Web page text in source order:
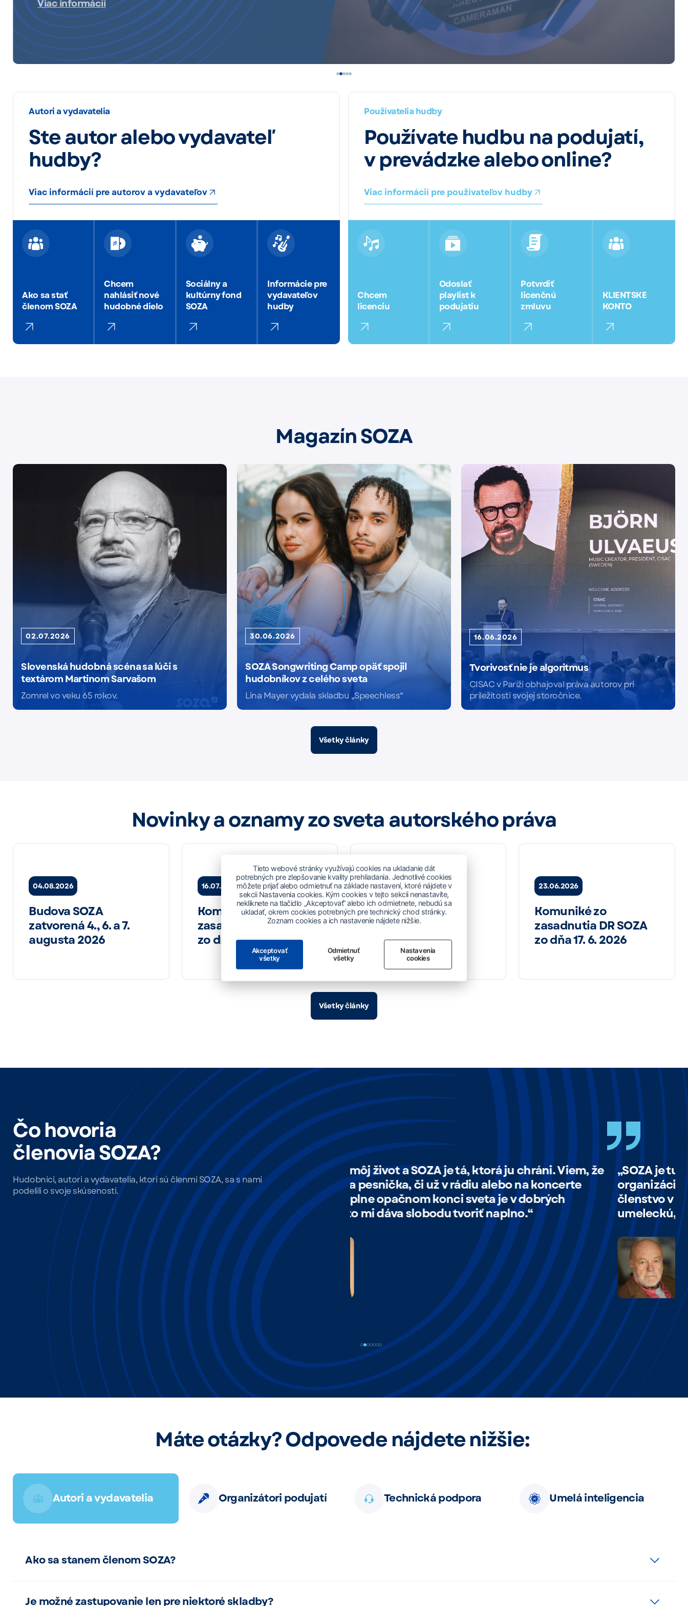
Viac informácií
Viac informácií
Viac informácií
Slovenský ochranný zväz autorský pre práva
k hudobným dielam
Autori a vydavatelia
Ste autor alebo vydavateľ
hudby?
Viac informácií pre autorov a vydavateľov
Ako sa stať
členom SOZA
Chcem
nahlásiť nové
hudobné dielo
Sociálny a
kultúrny fond
SOZA
Informácie pre
vydavateľov
hudby
Používatelia hudby
Používate hudbu na podujatí,
v prevádzke alebo online?
Viac informácií pre používateľov hudby
Chcem
licenciu
Odoslať
playlist k
podujatiu
Potvrdiť
licenčnú
zmluvu
KLIENTSKE
KONTO
Magazín SOZA
02.07.2026
Slovenská hudobná scéna sa lúči s
textárom Martinom Sarvašom
Zomrel vo veku 65 rokov.
30.06.2026
SOZA Songwriting Camp opäť spojil
hudobníkov z celého sveta
Lina Mayer vydala skladbu „Speechless“
16.06.2026
Tvorivosť nie je algoritmus
CISAC v Paríži obhajoval práva autorov pri
príležitosti svojej storočnice.
Všetky články
Novinky a oznamy zo sveta autorského práva
04.08.2026
Budova SOZA
zatvorená 4., 6. a 7.
augusta 2026
16.07.2026
Komuniké zo
zasadnutia DR SOZA
zo dňa 8. 7. 2026
09.07.2026
Výzva na podporu
tvorcov filmovej
hudby 2026
23.06.2026
Komuniké zo
zasadnutia DR SOZA
zo dňa 17. 6. 2026
Všetky články
Čo hovoria
členovia SOZA?
Hudobníci, autori a vydavatelia, ktorí sú členmi SOZA, sa s nami
podelili o svoje skúsenosti.
„Hudba je môj život a SOZA je tá, ktorá ju chráni. Viem, že
každá moja pesnička, či už v rádiu alebo na koncerte
alebo na úplne opačnom konci sveta je v dobrých
rukách. A to mi dáva slobodu tvoriť naplno.“
„SOZA je tu viac ako sto rokov - je dobré, že
organizáciu, ktorá háji záujmy nás autorov.
členstvo v SOZA istota, že moja práca má
umeleckú, ale aj právnu.“
Peter Lipa
spevák, skladateľ
Máte otázky? Odpovede nájdete nižšie:
Autori a vydavatelia Organizátori podujatí Technická podpora Umelá inteligencia
Ako sa stanem členom SOZA?
Je možné zastupovanie len pre niektoré skladby?
Tieto webové stránky využívajú cookies na ukladanie dát
potrebných pre zlepšovanie kvality prehliadania. Jednotlivé cookies
môžete prijať alebo odmietnuť na základe nastavení, ktoré nájdete v
sekcii Nastavenia cookies. Kým cookies v tejto sekcii nenastavíte,
nekliknete na tlačidlo „Akceptovať“ alebo ich odmietnete, nebudú sa
ukladať, okrem cookies potrebných pre technický chod stránky.
Zoznam cookies a ich nastavenie nájdete nižšie.
Akceptovať
všetky
Odmietnuť
všetky
Nastavenia
cookies